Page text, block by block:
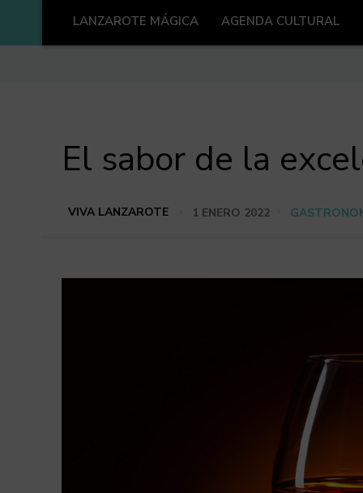
LANZAROTE MÁGICA AGENDA CULTURAL
El sabor de la
VIVA LANZAROTE 1 ENERO 2022